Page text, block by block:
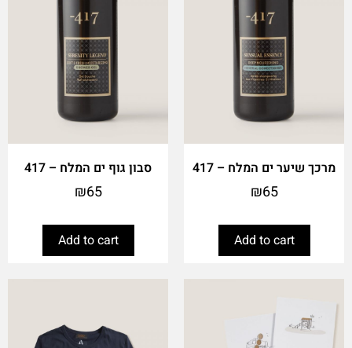
מרכך שיער ים המלח – 417
₪65
Add to cart
סבון גוף ים המלח – 417
₪65
Add to cart